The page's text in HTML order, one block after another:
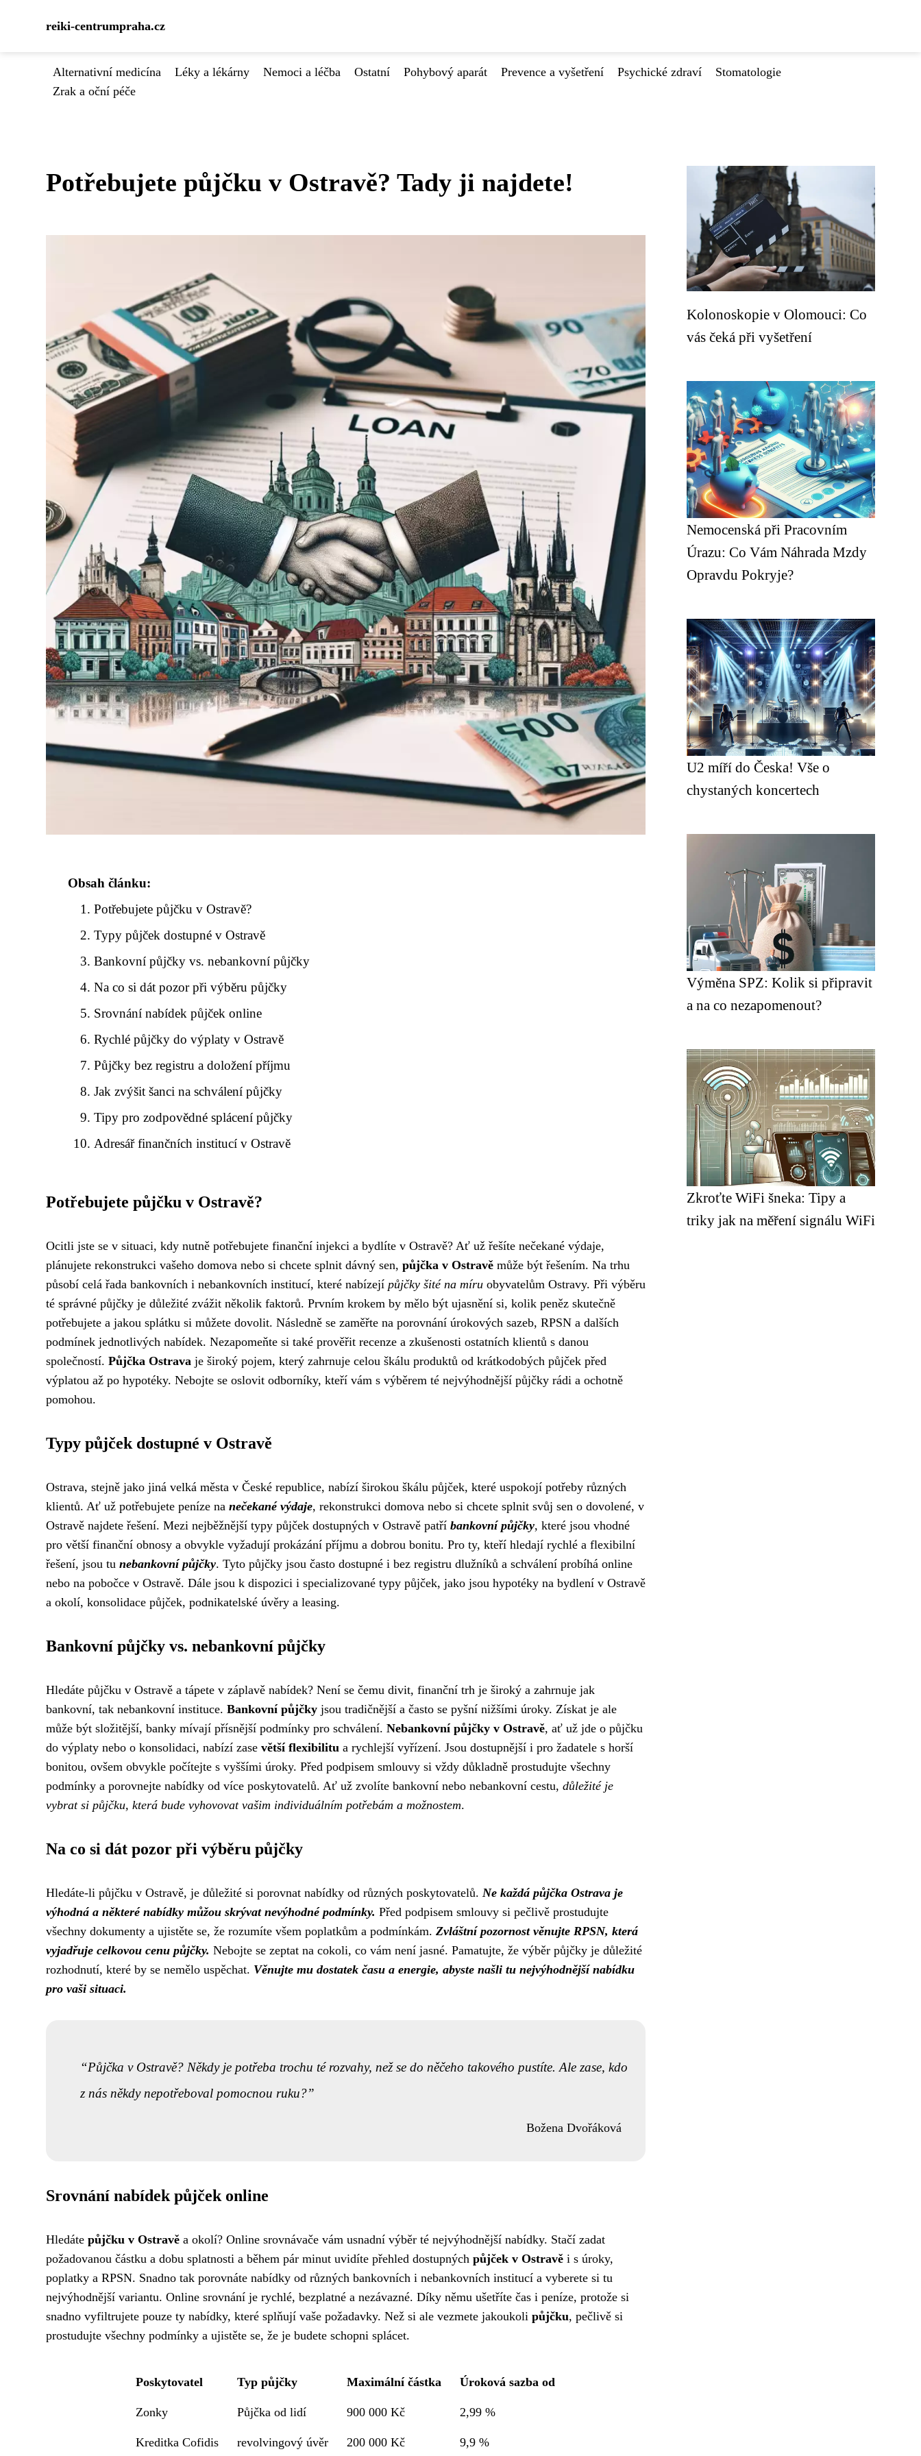
reiki-centrumpraha.cz
Alternativní medicína Léky a lékárny Nemoci a léčba Ostatní Pohybový aparát Prevence a vyšetření Psychické zdraví
Stomatologie
Zrak a oční péče
Potřebujete půjčku v Ostravě? Tady ji najdete!
Obsah článku:
Potřebujete půjčku v Ostravě?
Typy půjček dostupné v Ostravě
Bankovní půjčky vs. nebankovní půjčky
Na co si dát pozor při výběru půjčky
Srovnání nabídek půjček online
Rychlé půjčky do výplaty v Ostravě
Půjčky bez registru a doložení příjmu
Jak zvýšit šanci na schválení půjčky
Tipy pro zodpovědné splácení půjčky
Adresář finančních institucí v Ostravě
Potřebujete půjčku v Ostravě?
Ocitli jste se v situaci, kdy nutně potřebujete finanční injekci a bydlíte v Ostravě? Ať už řešíte nečekané výdaje,
plánujete rekonstrukci vašeho domova nebo si chcete splnit dávný sen, půjčka v Ostravě může být řešením. Na trhu
působí celá řada bankovních i nebankovních institucí, které nabízejí půjčky šité na míru obyvatelům Ostravy. Při výběru
té správné půjčky je důležité zvážit několik faktorů. Prvním krokem by mělo být ujasnění si, kolik peněz skutečně
potřebujete a jakou splátku si můžete dovolit. Následně se zaměřte na porovnání úrokových sazeb, RPSN a dalších
podmínek jednotlivých nabídek. Nezapomeňte si také prověřit recenze a zkušenosti ostatních klientů s danou
společností. Půjčka Ostrava je široký pojem, který zahrnuje celou škálu produktů od krátkodobých půjček před
výplatou až po hypotéky. Nebojte se oslovit odborníky, kteří vám s výběrem té nejvýhodnější půjčky rádi a ochotně
pomohou.
Typy půjček dostupné v Ostravě
Ostrava, stejně jako jiná velká města v České republice, nabízí širokou škálu půjček, které uspokojí potřeby různých
klientů. Ať už potřebujete peníze na nečekané výdaje, rekonstrukci domova nebo si chcete splnit svůj sen o dovolené, v
Ostravě najdete řešení. Mezi nejběžnější typy půjček dostupných v Ostravě patří bankovní půjčky, které jsou vhodné
pro větší finanční obnosy a obvykle vyžadují prokázání příjmu a dobrou bonitu. Pro ty, kteří hledají rychlé a flexibilní
řešení, jsou tu nebankovní půjčky. Tyto půjčky jsou často dostupné i bez registru dlužníků a schválení probíhá online
nebo na pobočce v Ostravě. Dále jsou k dispozici i specializované typy půjček, jako jsou hypotéky na bydlení v Ostravě
a okolí, konsolidace půjček, podnikatelské úvěry a leasing.
Bankovní půjčky vs. nebankovní půjčky
Hledáte půjčku v Ostravě a tápete v záplavě nabídek? Není se čemu divit, finanční trh je široký a zahrnuje jak
bankovní, tak nebankovní instituce. Bankovní půjčky jsou tradičnější a často se pyšní nižšími úroky. Získat je ale
může být složitější, banky mívají přísnější podmínky pro schválení. Nebankovní půjčky v Ostravě, ať už jde o půjčku
do výplaty nebo o konsolidaci, nabízí zase větší flexibilitu a rychlejší vyřízení. Jsou dostupnější i pro žadatele s horší
bonitou, ovšem obvykle počítejte s vyššími úroky. Před podpisem smlouvy si vždy důkladně prostudujte všechny
podmínky a porovnejte nabídky od více poskytovatelů. Ať už zvolíte bankovní nebo nebankovní cestu, důležité je
vybrat si půjčku, která bude vyhovovat vašim individuálním potřebám a možnostem.
Na co si dát pozor při výběru půjčky
Hledáte-li půjčku v Ostravě, je důležité si porovnat nabídky od různých poskytovatelů. Ne každá půjčka Ostrava je
výhodná a některé nabídky můžou skrývat nevýhodné podmínky. Před podpisem smlouvy si pečlivě prostudujte
všechny dokumenty a ujistěte se, že rozumíte všem poplatkům a podmínkám. Zvláštní pozornost věnujte RPSN, která
vyjadřuje celkovou cenu půjčky. Nebojte se zeptat na cokoli, co vám není jasné. Pamatujte, že výběr půjčky je důležité
rozhodnutí, které by se nemělo uspěchat. Věnujte mu dostatek času a energie, abyste našli tu nejvýhodnější nabídku
pro vaši situaci.
Půjčka v Ostravě? Někdy je potřeba trochu té rozvahy, než se do něčeho takového pustíte. Ale zase, kdo
z nás někdy nepotřeboval pomocnou ruku?
Božena Dvořáková
Srovnání nabídek půjček online
Hledáte půjčku v Ostravě a okolí? Online srovnávače vám usnadní výběr té nejvýhodnější nabídky. Stačí zadat
požadovanou částku a dobu splatnosti a během pár minut uvidíte přehled dostupných půjček v Ostravě i s úroky,
poplatky a RPSN. Snadno tak porovnáte nabídky od různých bankovních i nebankovních institucí a vyberete si tu
nejvýhodnější variantu. Online srovnání je rychlé, bezplatné a nezávazné. Díky němu ušetříte čas i peníze, protože si
snadno vyfiltrujete pouze ty nabídky, které splňují vaše požadavky. Než si ale vezmete jakoukoli půjčku, pečlivě si
prostudujte všechny podmínky a ujistěte se, že je budete schopni splácet.
Poskytovatel Typ půjčky Maximální částka Úroková sazba od
Zonky Půjčka od lidí 900 000 Kč 2,99 %
Kreditka Cofidis revolvingový úvěr 200 000 Kč 9,9 %
Kolonoskopie v Olomouci: Co
vás čeká při vyšetření
Nemocenská při Pracovním
Úrazu: Co Vám Náhrada Mzdy
Opravdu Pokryje?
U2 míří do Česka! Vše o
chystaných koncertech
Výměna SPZ: Kolik si připravit
a na co nezapomenout?
Zkroťte WiFi šneka: Tipy a
triky jak na měření signálu WiFi